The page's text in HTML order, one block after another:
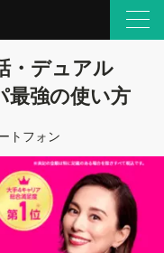
・デュアル
強の使い方
トフォン